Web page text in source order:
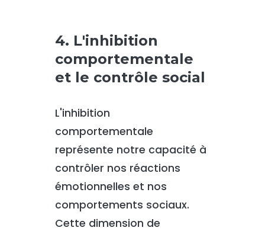
4. L'inhibition
comportementale
et le contrôle social
L'inhibition
comportementale
représente notre capacité à
contrôler nos réactions
émotionnelles et nos
comportements sociaux.
Cette dimension de